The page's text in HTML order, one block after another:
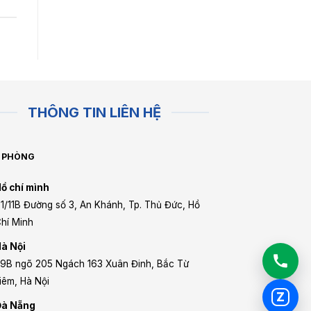
THÔNG TIN LIÊN HỆ
chí mình
11B Đường số 3, An Khánh, Tp. Thủ Đức, Hồ
Minh
Nội
ngõ 205 Ngách 163 Xuân Đinh, Bắc Từ
Hà Nội
Nẵng
Z